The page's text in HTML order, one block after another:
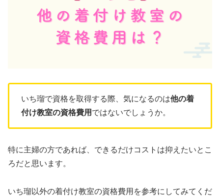
いち瑠で資格を取得する際、気になるのは他の着
付け教室の資格費用 ではないでしょうか。
特に主婦の方であれば、できるだけコストは抑えたいとこ
ろだと思います。
いち瑠以外の着付け教室の資格費用を参考にしてみてくだ